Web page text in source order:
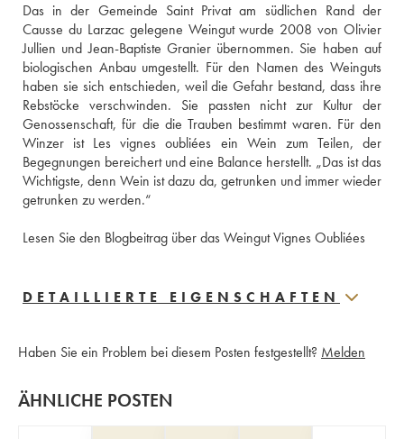
Das in der Gemeinde Saint Privat am südlichen Rand der
Causse du Larzac gelegene Weingut wurde 2008 von Olivier
Jullien und Jean-Baptiste Granier übernommen. Sie haben auf
biologischen Anbau umgestellt. Für den Namen des Weinguts
haben sie sich entschieden, weil die Gefahr bestand, dass ihre
Rebstöcke verschwinden. Sie passten nicht zur Kultur der
Genossenschaft, für die die Trauben bestimmt waren. Für den
Winzer ist Les vignes oubliées ein Wein zum Teilen, der
Begegnungen bereichert und eine Balance herstellt. „Das ist das
Wichtigste, denn Wein ist dazu da, getrunken und immer wieder
getrunken zu werden.“
Lesen Sie den Blogbeitrag über das Weingut Vignes Oubliées
DETAILLIERTE EIGENSCHAFTEN
Haben Sie ein Problem bei diesem Posten festgestellt? Melden
ÄHNLICHE POSTEN